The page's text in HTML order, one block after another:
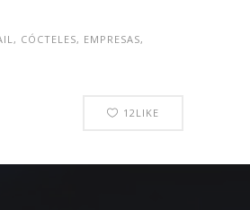
CÓCTELES, EMPRESAS,
12LIKE